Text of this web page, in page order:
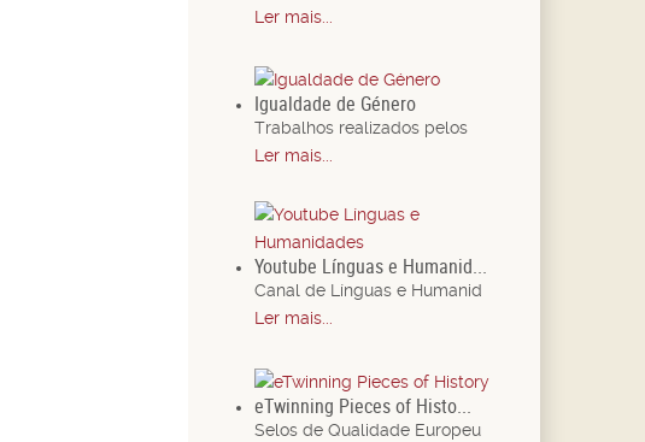
Ler mais...
Igualdade de Género
Trabalhos realizados pelos
Ler mais...
Youtube Línguas e Humanid...
Canal de Línguas e Humanid
Ler mais...
eTwinning Pieces of Histo...
Selos de Qualidade Europeu